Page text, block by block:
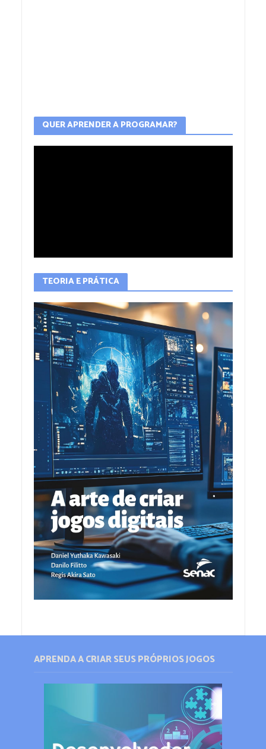
QUER APRENDER A PROGRAMAR?
TEORIA E PRÁTICA
APRENDA A CRIAR SEUS PRÓPRIOS JOGOS